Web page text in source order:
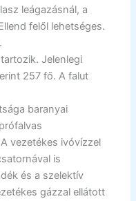
leágazásnál, a
felől lehetséges.
Jelenlegi
257 fő. A falut
baranyai
vezetékes ivóvízzel
is
és a szelektív
gázzal ellátott